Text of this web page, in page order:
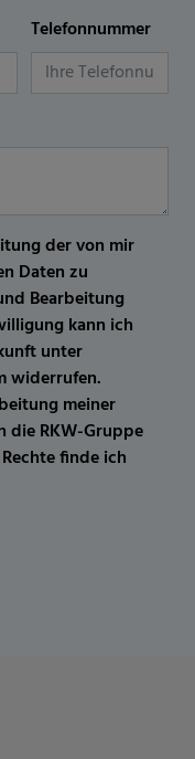
Telefonnummer
der von mir
Daten zu
Bearbeitung
kann ich
unter
widerrufen.
meiner
die RKW-Gruppe
finde ich